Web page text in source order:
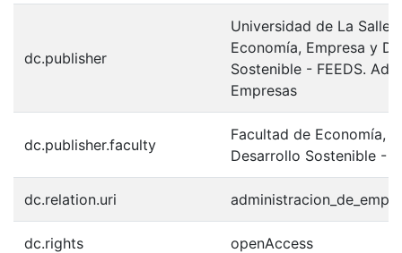
dc.publisher
Universidad de La Salle.
Economía, Empresa y
Sostenible - FEEDS.
Empresas
dc.publisher.faculty
Facultad de Economía,
Desarrollo Sostenible -
dc.relation.uri
dc.rights openAccess